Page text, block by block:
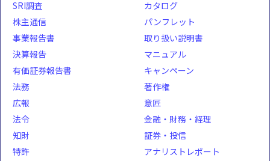
SRI調査
株主通信
事業報告書
決算報告
有価証券報告書
法務
広報
法令
知財
特許
カタログ
パンフレット
取り扱い説明書
マニュアル
キャンペーン
著作権
意匠
金融・財務・経理
証券・投信
アナリストレポート